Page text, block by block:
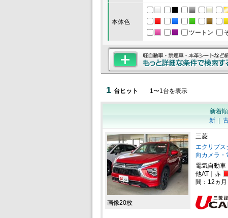
本体色
ツートン
1 台ヒット 1〜1台を表示
新着順
新|
画像20枚
三菱
エクリプス
向カメラ・
電気自動
他AT｜赤
間：12ヵ